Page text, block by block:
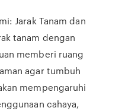
Jarak Tanam dan
tanam dengan
memberi ruang
agar tumbuh
mempengaruhi
cahaya,